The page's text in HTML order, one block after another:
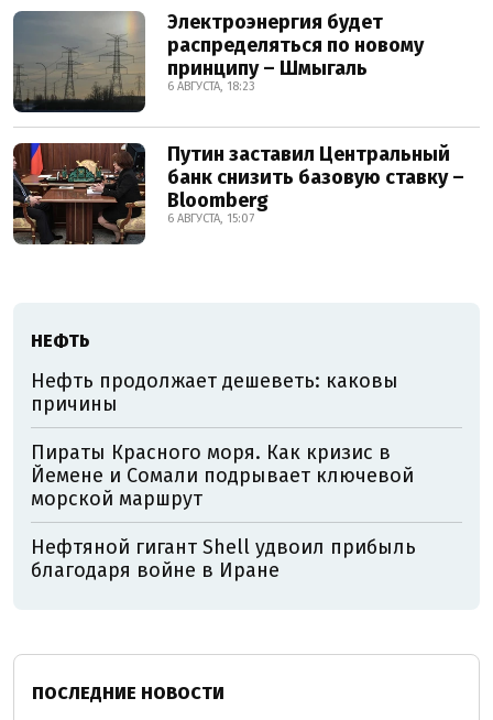
Электроэнергия будет
распределяться по новому
принципу – Шмыгаль
6 АВГУСТА, 18:23
Путин заставил Центральный
банк снизить базовую ставку –
Bloomberg
6 АВГУСТА, 15:07
НЕФТЬ
Нефть продолжает дешеветь: каковы
причины
Пираты Красного моря. Как кризис в
Йемене и Сомали подрывает ключевой
морской маршрут
Нефтяной гигант Shell удвоил прибыль
благодаря войне в Иране
ПОСЛЕДНИЕ НОВОСТИ